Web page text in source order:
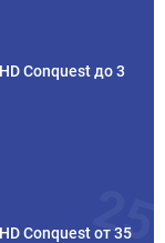
Conquest до 3
Conquest от 35